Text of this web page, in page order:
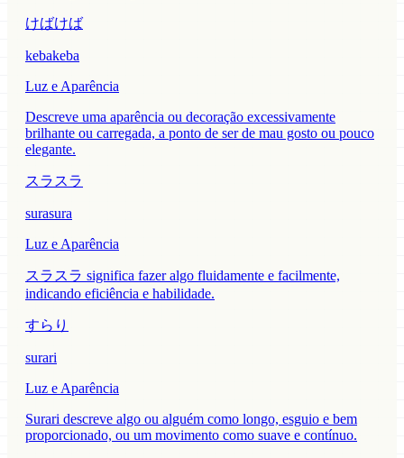
けばけば
kebakeba
Luz e Aparência
Descreve uma aparência ou decoração excessivamente
brilhante ou carregada, a ponto de ser de mau gosto ou pouco
elegante.
スラスラ
surasura
Luz e Aparência
スラスラ significa fazer algo fluidamente e facilmente,
indicando eficiência e habilidade.
すらり
surari
Luz e Aparência
Surari descreve algo ou alguém como longo, esguio e bem
proporcionado, ou um movimento como suave e contínuo.